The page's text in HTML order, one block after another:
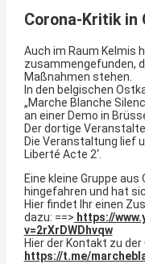
Corona-Kritik in
Auch im Raum Kelmis
zusammengefunden,
Maßnahmen stehen.
In den belgischen
„Marche Blanche
an einer Demo in
Der dortige
Die Veranstaltung lief
Liberté Acte 2‘.
Eine kleine Gruppe
hingefahren und hat
Hier findet Ihr einen
dazu: ==> https://
v=2rXrDWDhvqw
Hier der Kontakt zu der
https://t.me/